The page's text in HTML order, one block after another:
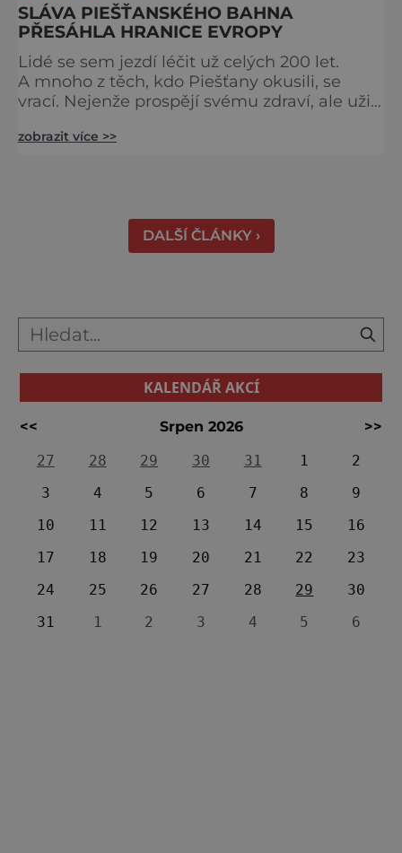
SLÁVA PIEŠŤANSKÉHO BAHNA
PŘESÁHLA HRANICE EVROPY
Lidé se sem jezdí léčit už celých 200 let.
A mnoho z těch, kdo Piešťany okusili, se
vrací. Nejenže prospějí svému zdraví, ale užijí
řekne slovenské lázně, Piešťany bývají první
zobrazit více >>
DALŠÍ ČLÁNKY ›
KALENDÁŘ AKCÍ
<< Srpen 2026
>>
27
28 29 30 31 1
2
3
4 5 6 7 8
9
10
11 12 13 14 15
16
17
18 19 20 21 22
23
24
25 26 27 28 29
30
31
1 2 3 4 5 6